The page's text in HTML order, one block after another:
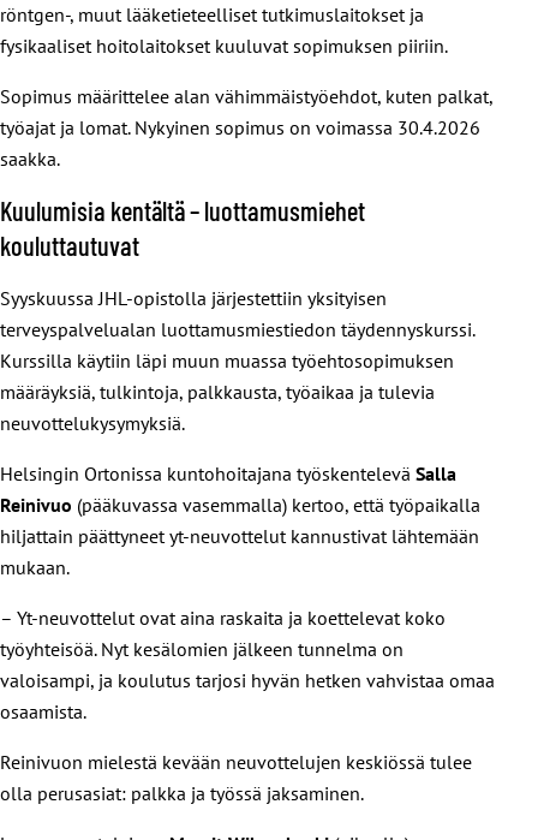
röntgen-, muut lääketieteelliset tutkimuslaitokset ja
fysikaaliset hoitolaitokset kuuluvat sopimuksen piiriin.
Sopimus määrittelee alan vähimmäistyöehdot, kuten palkat,
työajat ja lomat. Nykyinen sopimus on voimassa 30.4.2026
saakka.
Kuulumisia kentältä – luottamusmiehet
kouluttautuvat
Syyskuussa JHL-opistolla järjestettiin yksityisen
terveyspalvelualan luottamusmiestiedon täydennyskurssi.
Kurssilla käytiin läpi muun muassa työehtosopimuksen
määräyksiä, tulkintoja, palkkausta, työaikaa ja tulevia
neuvottelukysymyksiä.
Helsingin Ortonissa kuntohoitajana työskentelevä Salla
Reinivuo (pääkuvassa vasemmalla) kertoo, että työpaikalla
hiljattain päättyneet yt-neuvottelut kannustivat lähtemään
mukaan.
– Yt-neuvottelut ovat aina raskaita ja koettelevat koko
työyhteisöä. Nyt kesälomien jälkeen tunnelma on
valoisampi, ja koulutus tarjosi hyvän hetken vahvistaa omaa
osaamista.
Reinivuon mielestä kevään neuvottelujen keskiössä tulee
olla perusasiat: palkka ja työssä jaksaminen.